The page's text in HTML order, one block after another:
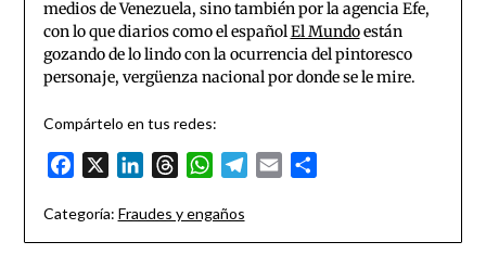
medios de Venezuela, sino también por la agencia Efe,
con lo que diarios como el español El Mundoestán
gozando de lo lindo con la ocurrencia del pintoresco
personaje, vergüenza nacional por donde se le mire.
Compártelo en tus redes:
Facebook LinkedInThreadsWhatsAppTelegram
Email
Categoría: Fraudes y engaños